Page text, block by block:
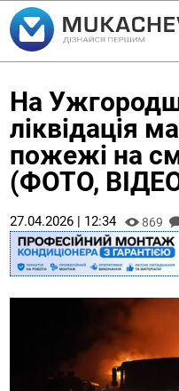
На
ліквідація
пожежі на
(ФОТО,
27.04.2026 | 12:34 869